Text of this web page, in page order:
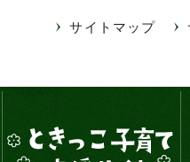
サイトマップ